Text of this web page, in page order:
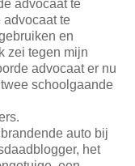
advocaat te
advocaat te
en
zei tegen mijn
advocaat er nu
schoolgaande
auto bij
het